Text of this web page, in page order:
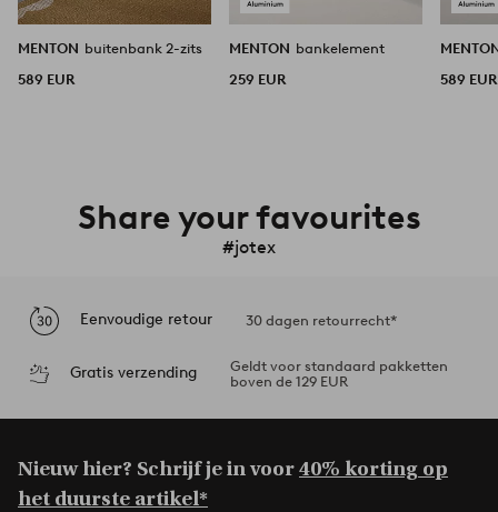
MENTON buitenbank 2-zits
589 EUR
MENTON bankelement
259 EUR
589 EUR
Share your favourites
#jotex
Eenvoudige retour 30 dagen retourrecht*
Gratis verzending
Geldt voor standaard pakketten
boven de 129 EUR
Nieuw hier? Schrijf je in voor40% korting op
het duurste artikel*